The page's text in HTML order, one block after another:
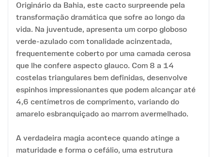
Originário da Bahia, este cacto surpreende pela
transformação dramática que sofre ao longo da
vida. Na juventude, apresenta um corpo globoso
verde-azulado com tonalidade acinzentada,
frequentemente coberto por uma camada cerosa
que lhe confere aspecto glauco. Com 8 a 14
costelas triangulares bem definidas, desenvolve
espinhos impressionantes que podem alcançar até
4,6 centímetros de comprimento, variando do
amarelo esbranquiçado ao marrom avermelhado.
A verdadeira magia acontece quando atinge a
maturidade e forma o cefálio, uma estrutura